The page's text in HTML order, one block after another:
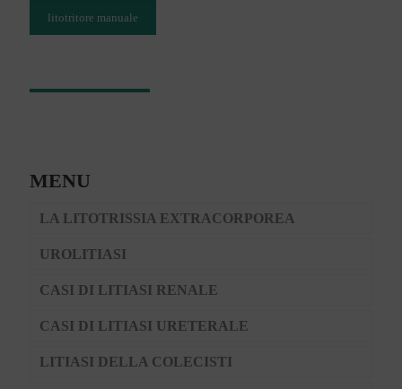
litotritore manuale
MENU
LA LITOTRISSIA EXTRACORPOREA
UROLITIASI
CASI DI LITIASI RENALE
CASI DI LITIASI URETERALE
LITIASI DELLA COLECISTI